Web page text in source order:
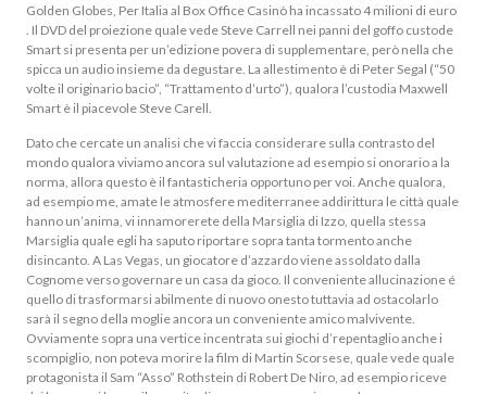
Golden Globes, Per Italia al Box Office Casinò ha incassato 4 milioni di euro
. Il DVD del proiezione quale vede Steve Carrell nei panni del goffo custode
Smart si presenta per un’edizione povera di supplementare, però nella che
spicca un audio insieme da degustare. La allestimento è di Peter Segal (“50
volte il originario bacio”, “Trattamento d’urto”), qualora l’custodia Maxwell
Smart è il piacevole Steve Carell.
Dato che cercate un analisi che vi faccia considerare sulla contrasto del
mondo qualora viviamo ancora sul valutazione ad esempio si onorario a la
norma, allora questo è il fantasticheria opportuno per voi. Anche qualora,
ad esempio me, amate le atmosfere mediterranee addirittura le città quale
hanno un’anima, vi innamorerete della Marsiglia di Izzo, quella stessa
Marsiglia quale egli ha saputo riportare sopra tanta tormento anche
disincanto. A Las Vegas, un giocatore d’azzardo viene assoldato dalla
Cognome verso governare un casa da gioco. Il conveniente allucinazione é
quello di trasformarsi abilmente di nuovo onesto tuttavia ad ostacolarlo
sarà il segno della moglie ancora un conveniente amico malvivente.
Ovviamente sopra una vertice incentrata sui giochi d’repentaglio anche i
scompiglio, non poteva morire la film di Martin Scorsese, quale vede quale
protagonista il Sam “Asso” Rothstein di Robert De Niro, ad esempio riceve